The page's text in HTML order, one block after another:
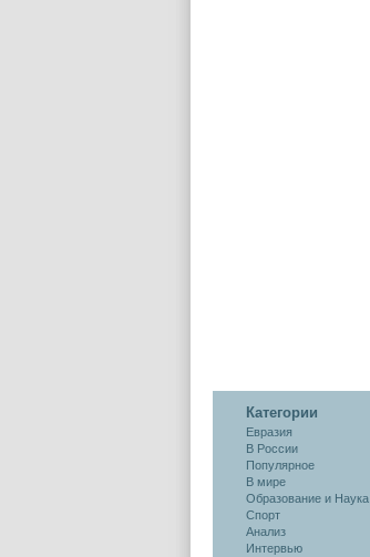
Категории
Евразия
В России
Популярное
В мире
Образование и Наука
Спорт
Анализ
Интервью